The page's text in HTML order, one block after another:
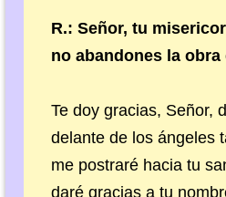
R.: Señor, tu
no abandones la obra
Te doy gracias, Señor,
delante de los ángeles
me postraré hacia tu
daré gracias a tu